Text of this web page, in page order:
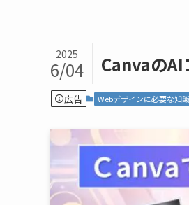
CanvaのAI
2025
6/04
広告 Webデザインに必要な知識